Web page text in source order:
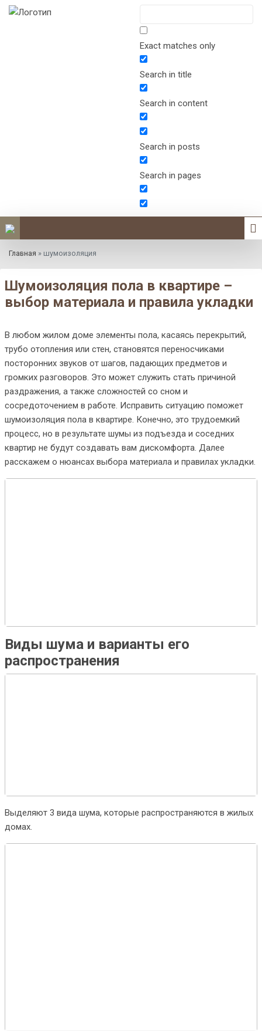
Exact matches only
Search in title
Search in content
Search in posts
Search in pages
Главная » шумоизоляция
Шумоизоляция пола в квартире –
выбор материала и правила укладки
В любом жилом доме элементы пола, касаясь перекрытий,
трубо отопления или стен, становятся переносчиками
посторонних звуков от шагов, падающих предметов и
громких разговоров. Это может служить стать причиной
раздражения, а также сложностей со сном и
сосредоточением в работе. Исправить ситуацию поможет
шумоизоляция пола в квартире. Конечно, это трудоемкий
процесс, но в результате шумы из подъезда и соседних
квартир не будут создавать вам дискомфорта. Далее
расскажем о нюансах выбора материала и правилах укладки.
Виды шума и варианты его
распространения
Выделяют 3 вида шума, которые распространяются в жилых
домах.